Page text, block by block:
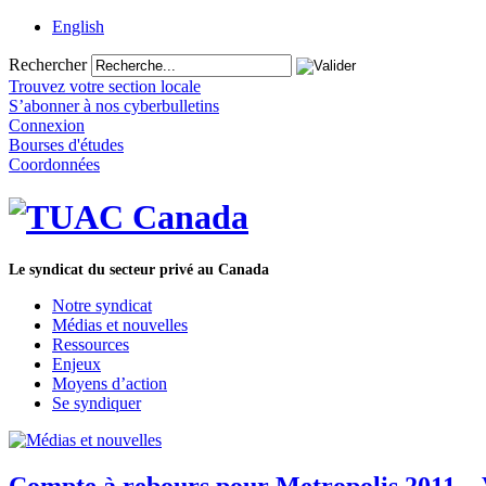
English
Rechercher
Trouvez votre section locale
S’abonner à nos cyberbulletins
Connexion
Bourses d'études
Coordonnées
Le syndicat du secteur privé au Canada
Notre syndicat
Médias et nouvelles
Ressources
Enjeux
Moyens d’action
Se syndiquer